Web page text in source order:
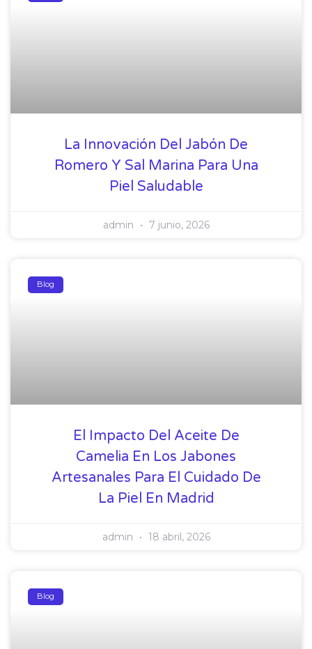
La Innovación Del Jabón De
Romero Y Sal Marina Para Una
Piel Saludable
admin 7 junio, 2026
Blog
El Impacto Del Aceite De
Camelia En Los Jabones
Artesanales Para El Cuidado De
La Piel En Madrid
admin 18 abril, 2026
Blog